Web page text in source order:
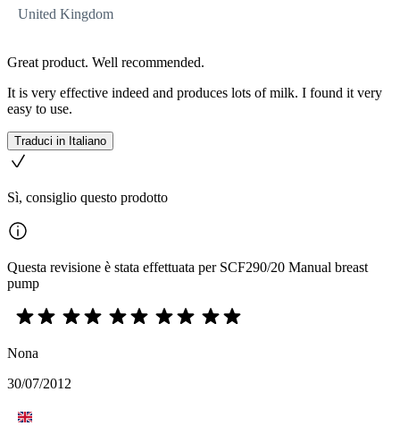
United Kingdom
Great product. Well recommended.
It is very effective indeed and produces lots of milk. I found it very
easy to use.
Traduci in Italiano
Sì, consiglio questo prodotto
Questa revisione è stata effettuata per SCF290/20 Manual breast
pump
Nona
30/07/2012